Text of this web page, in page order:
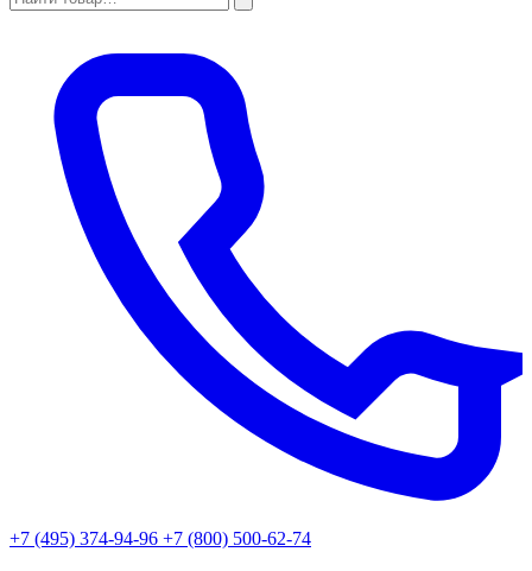
+7 (495) 374-94-96 +7 (800) 500-62-74